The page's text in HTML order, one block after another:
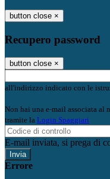
button close ×
Recupero password
button close ×
all'indirizzo indicato con le
Non hai una e-mail associata al
tramite la Login Spaggiari
E-mail inviata, si prega di
Errore